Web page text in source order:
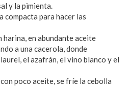
y la pimienta.
compacta para hacer las
harina, en abundante aceite
a una cacerola, donde
el azafrán, el vino blanco y el
poco aceite, se fríe la cebolla